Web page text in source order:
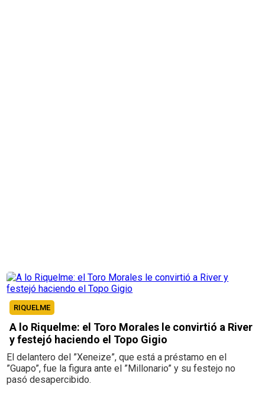
RIQUELME
A lo Riquelme: el Toro Morales le convirtió a River
y festejó haciendo el Topo Gigio
El delantero del ”Xeneize”, que está a préstamo en el
”Guapo”, fue la figura ante el ”Millonario” y su festejo no
pasó desapercibido.